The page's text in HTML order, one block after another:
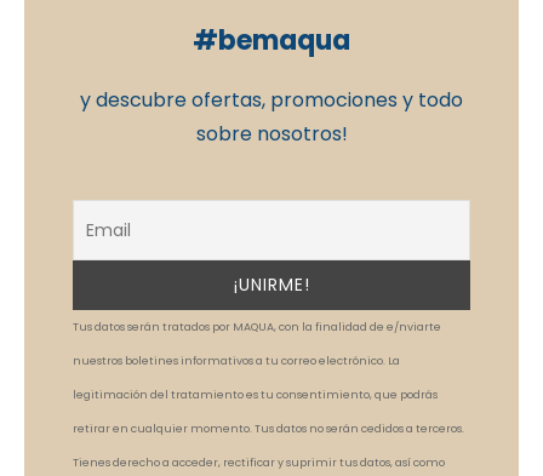
#bemaqua
y descubre ofertas, promociones y todo
sobre nosotros!
Tus datos serán tratados por MAQUA, con la finalidad de e/nviarte
nuestros boletines informativos a tu correo electrónico. La
legitimación del tratamiento es tu consentimiento, que podrás
retirar en cualquier momento. Tus datos no serán cedidos a terceros.
Tienes derecho a acceder, rectificar y suprimir tus datos, así como